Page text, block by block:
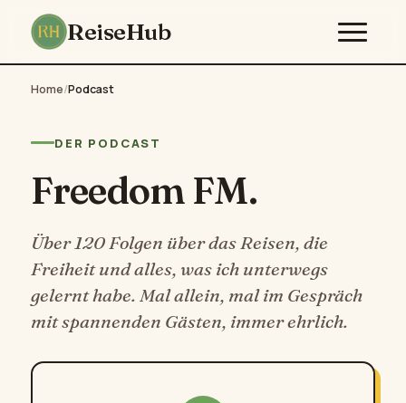
ReiseHub
Home/Podcast
DER PODCAST
Freedom FM.
Über 120 Folgen über das Reisen, die
Freiheit und alles, was ich unterwegs
gelernt habe. Mal allein, mal im Gespräch
mit spannenden Gästen, immer ehrlich.